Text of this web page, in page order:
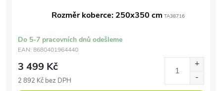
Rozměr koberce: 250x350 cm TA38716
Do 5-7 pracovních dnů odešleme
EAN: 8680401964440
3 499 Kč
2 892 Kč bez DPH